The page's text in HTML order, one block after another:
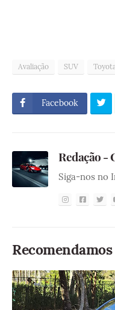
Avaliação SUV
Facebook
Redação -
Siga-nos no
Recomendamos